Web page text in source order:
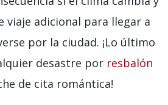
viaje adicional para llegar a
por la ciudad. ¡Lo último
desastre por resbalón
de cita romántica!